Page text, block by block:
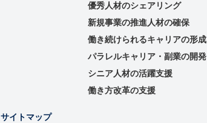
優秀⼈材のシェアリング
新規事業の推進⼈材の確保
働き続けられるキャリアの形成
パラレルキャリア・副業の開発
シニア人材の活躍支援
働き方改革の支援
サイトマップ